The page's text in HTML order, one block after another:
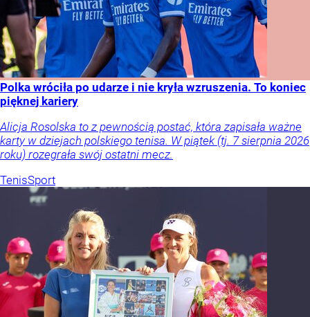
Polka wróciła po udarze i nie kryła wzruszenia. To koniec
pięknej kariery
Alicja Rosolska to z pewnością postać, która zapisała ważne
karty w dziejach polskiego tenisa. W piątek (tj. 7 sierpnia 2026
roku) rozegrała swój ostatni mecz.
TenisSport